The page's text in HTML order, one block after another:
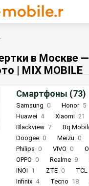
в Москве
| MIX MOBILE
Смартфоны (73)
Samsung 0 Honor 5
Huawei 4 Xiaomi 21
Blackview 7 Bq
Doogee 0 Meizu 0
Philips 0 VIVO 0
OPPO 0 Realme 9
INOI 1 ZTE 0 TCL
Infinix 4 Tecno 18